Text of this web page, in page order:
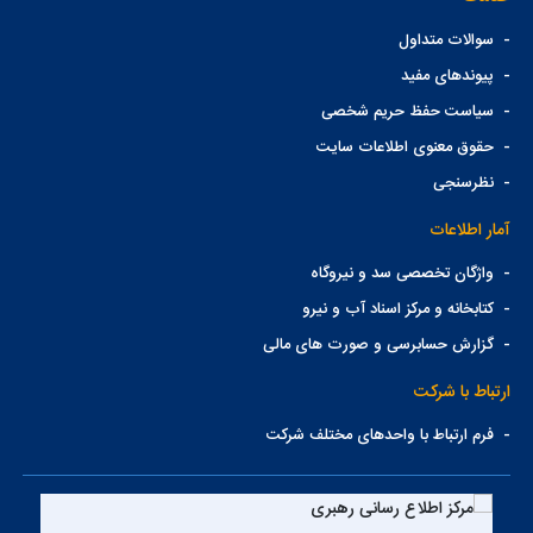
- سوالات متداول
- پیوندهای مفید
- سیاست حفظ حریم شخصی
-حقوق معنوی اطلاعات سایت
-نظرسنجی
آمار اطلاعات
- واژگان تخصصی سد و نیروگاه
-کتابخانه و مرکز اسناد آب و نیرو
-گزارش حسابرسی و صورت های مالی
ارتباط با شرکت
-فرم ارتباط با واحدهای مختلف شرکت